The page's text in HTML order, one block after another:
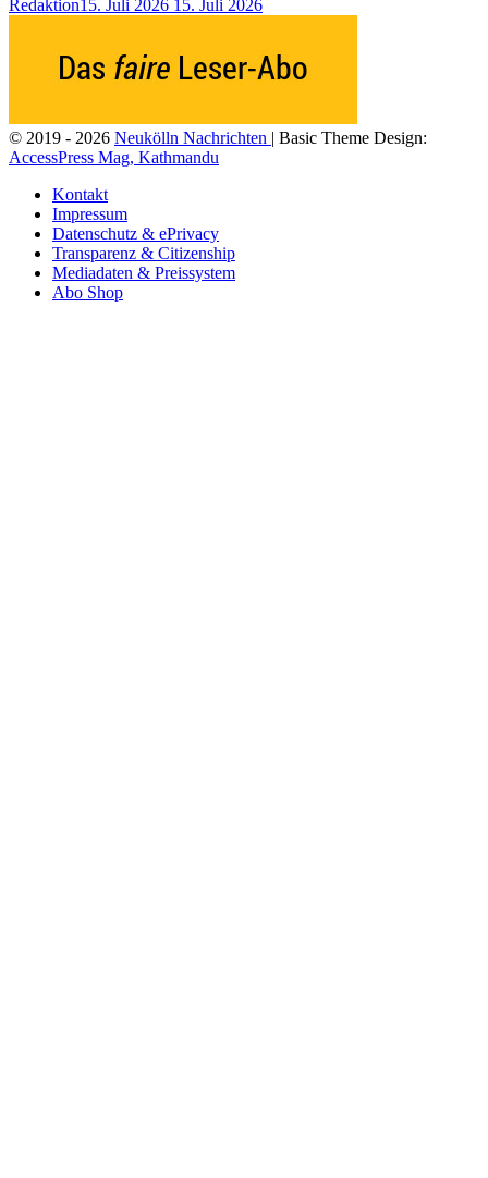
Redaktion15. Juli 2026 15. Juli 2026
© 2019 - 2026 Neukölln Nachrichten | Basic Theme Design:
AccessPress Mag, Kathmandu
Kontakt
Impressum
Datenschutz & ePrivacy
Transparenz & Citizenship
Mediadaten & Preissystem
Abo Shop